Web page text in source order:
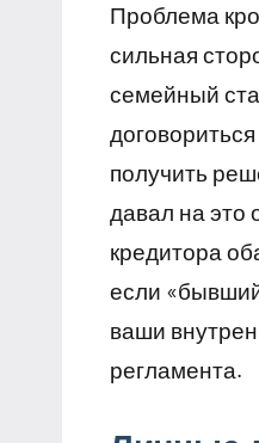
Проблема
сильная
семейный
получить
давал на это
кредитора
если
ваши
регламента.